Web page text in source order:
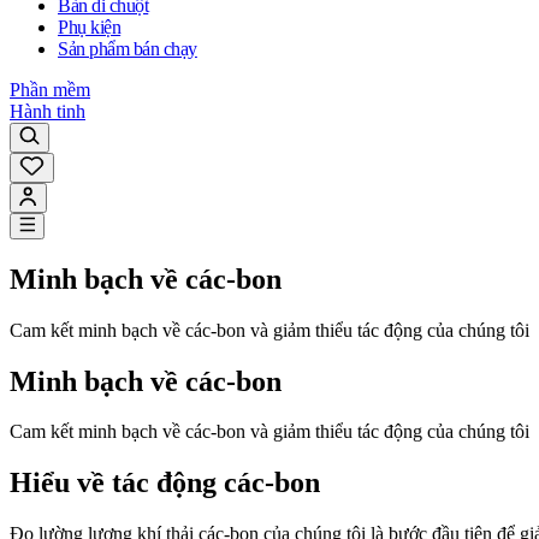
Bàn di chuột
Phụ kiện
Sản phẩm bán chạy
Phần mềm
Hành tinh
Minh bạch về các-bon
Cam kết minh bạch về các-bon và giảm thiểu tác động của chúng tôi
Minh bạch về các-bon
Cam kết minh bạch về các-bon và giảm thiểu tác động của chúng tôi
Hiểu về tác động các-bon
Đo lường lượng khí thải các-bon của chúng tôi là bước đầu tiên để